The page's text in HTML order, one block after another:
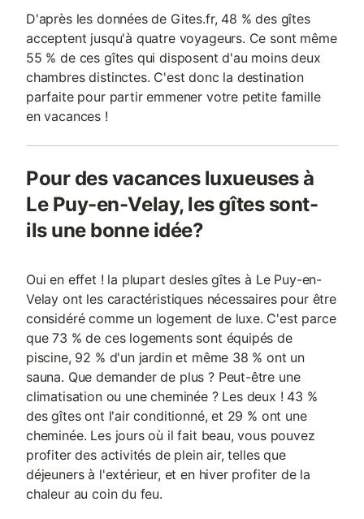
D'après les données de Gites.fr, 48 % des gîtes
acceptent jusqu'à quatre voyageurs. Ce sont même
55 % de ces gîtes qui disposent d'au moins deux
chambres distinctes. C'est donc la destination
parfaite pour partir emmener votre petite famille
en vacances !
Pour des vacances luxueuses à
Le Puy-en-Velay, les gîtes sont-
ils une bonne idée?
Oui en effet ! la plupart desles gîtes à Le Puy-en-
Velay ont les caractéristiques nécessaires pour être
considéré comme un logement de luxe. C'est parce
que 73 % de ces logements sont équipés de
piscine, 92 % d'un jardin et même 38 % ont un
sauna. Que demander de plus ? Peut-être une
climatisation ou une cheminée ? Les deux ! 43 %
des gîtes ont l'air conditionné, et 29 % ont une
cheminée. Les jours où il fait beau, vous pouvez
profiter des activités de plein air, telles que
déjeuners à l'extérieur, et en hiver profiter de la
chaleur au coin du feu.